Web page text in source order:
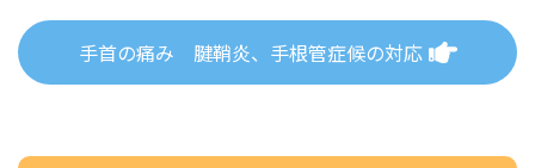
手首の痛み 腱鞘炎、手根管症候の対応